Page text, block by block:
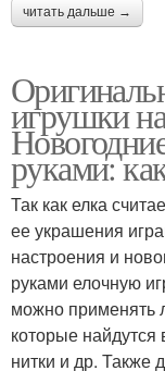
читать дальше →
игрушки
руками:
Так как елка
ее украшения
настроения и
руками елочную
можно применять
которые найдутся
нитки и др. Также